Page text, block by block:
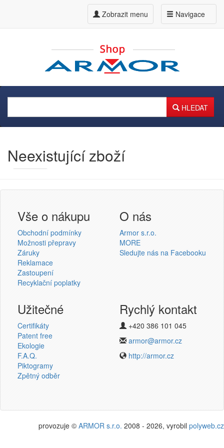
Navigace
Zobrazit menu
HLEDAT
Neexistující zboží
Přihlásit se
Nová registrace
Termotransferové pásky
v novém e-shopu
Vše o nákupu
Obchodní podmínky
Možnosti přepravy
Záruky
Reklamace
Zastoupení
Recyklační poplatky
O nás
Armor s.r.o.
MORE
Sledujte nás na Facebooku
Užitečné
Certifikáty
Patent free
Ekologie
F.A.Q.
Piktogramy
Zpětný odběr
Rychlý kontakt
+420 386 101 045
armor@armor.cz
http://armor.cz
provozuje © ARMOR s.r.o. 2008 - 2026, vyrobil polyweb.cz